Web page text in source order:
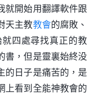
就開始用翻譯軟件跟
天主教教會的腐敗、
四處尋找真正的教
書，但是靈裏始終没
的日子是痛苦的，是
上看到全能神教會的